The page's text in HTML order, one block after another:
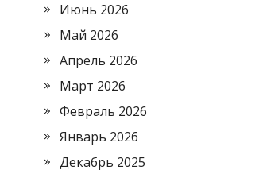
Июнь 2026
Май 2026
Апрель 2026
Март 2026
Февраль 2026
Январь 2026
Декабрь 2025